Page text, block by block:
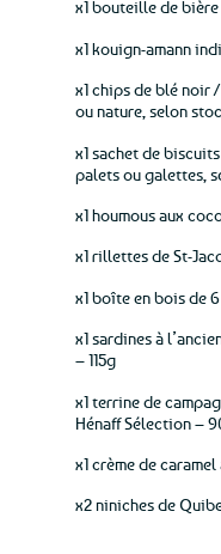
x1 bouteille de
x1 kouign-amann
x1 chips de blé noir
ou nature, selon
x1 sachet de
palets ou galettes,
x1 houmous aux
x1 rillettes de St-
x1 boîte en bois de
x1 sardines à
– 115g
x1 terrine de
Hénaff Sélection –
x1 crème de
x2 niniches de